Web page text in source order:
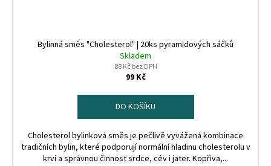
Bylinná směs "Cholesterol" | 20ks pyramidových sáčků
Skladem
88 Kč bez DPH
99 Kč
DO KOŠÍKU
Cholesterol bylinková směs je pečlivě vyvážená kombinace
tradičních bylin, které podporují normální hladinu cholesterolu v
krvi a správnou činnost srdce, cév i jater. Kopřiva,...